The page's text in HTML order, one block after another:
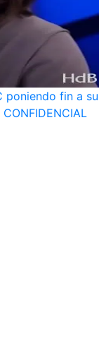
poniendo fin a su